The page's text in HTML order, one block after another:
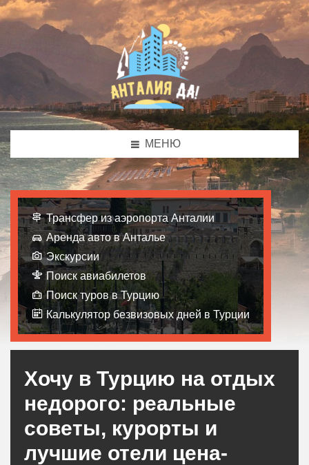
МЕНЮ
Трансфер из аэропорта Анталии
Аренда авто в Анталье
Экскурсии
Поиск авиабилетов
Поиск туров в Турцию
Калькулятор безвизовых дней в Турции
Хочу в Турцию на отдых
недорого: реальные
советы, курорты и
лучшие отели цена-